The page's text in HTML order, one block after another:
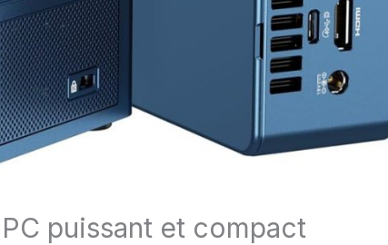
puissant et compact